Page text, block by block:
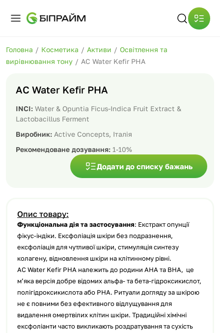
Головна / Косметика / Активи / Освітлення та
вирівнювання тону / AC Water Kefir PHA
AC Water Kefir PHA
INCI: Water & Opuntia Ficus-Indica Fruit Extract &
Lactobacillus Ferment
Виробник: Active Concepts, Італія
Рекомендоване дозування: 1-10%
Додати до списку бажань
Опис товару:
Функціональна дія та застосування: Екстракт опунції
фікус-індіки. Ексфоліація шкіри без подразнення,
ексфоліація для чутливої шкіри, стимуляція синтезу
колагену, відновлення шкіри на клітинному рівні.
AC Water Kefir PHA належить до родини AHA та BHA, це
м’яка версія добре відомих альфа- та бета-гідроксикислот,
полігідроксикислота або PHA. Ритуали догляду за шкірою
не є повними без ефективного відлущування для
видалення омертвілих клітин шкіри. Традиційні хімічні
ексфоліанти часто викликають роздратування та сухість